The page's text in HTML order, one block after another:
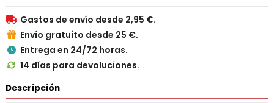
 Gastos de envío desde 2,95 €.
 Envío gratuito desde 25 €.
 Entrega en 24/72 horas.
 14 días para devoluciones.
Descripción